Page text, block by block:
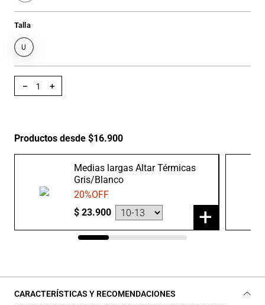
Talla
U
＋
－
Productos desde $16.900
Medias largas Altar Térmicas
Gris/Blanco
20%OFF
$ 23.900 +
CARACTERÍSTICAS Y RECOMENDACIONES